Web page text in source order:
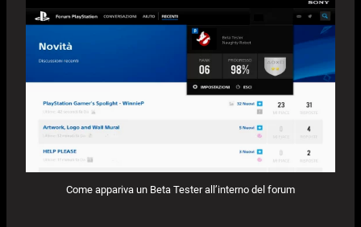
Come appariva un Beta Tester all’interno del forum